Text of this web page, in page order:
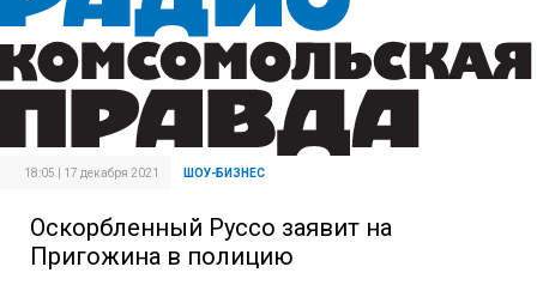
18:05 | 17 декабря 2021 ШОУ-БИЗНЕС
Оскорбленный Руссо заявит на
Пригожина в полицию